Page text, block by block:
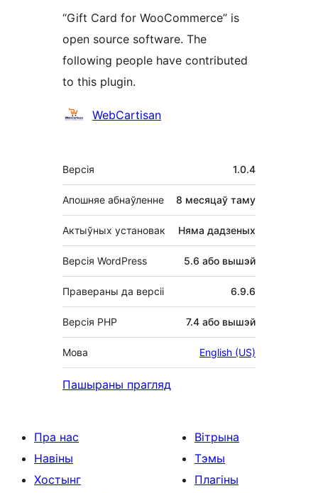
“Gift Card for WooCommerce” is
open source software. The
following people have contributed
to this plugin.
УдзельнікіWebCartisan
Мета
Версія 1.0.4
Апошняе абнаўленне 8 месяцаў таму
Актыўных установак Няма дадзеных
Версія WordPress 5.6 або вышэй
Правераны да версіі 6.9.6
Версія PHP 7.4 або вышэй
Мова English (US)
Пашыраны прагляд
Пра нас
Навіны
Хостынг
Вітрына
Тэмы
Плагіны